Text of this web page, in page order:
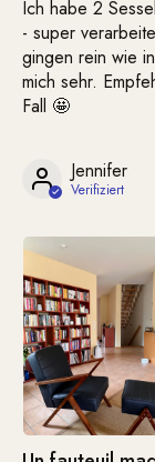
Ich habe 2
- super
gingen rein wie
mich sehr.
Fall 🤩
Jennifer